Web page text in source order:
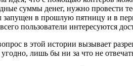
суммы денег, нужно провести
в прошлую пятницу и в
пользователи интересуются
в этой истории вызывает
угодно, лишь бы ни за что не